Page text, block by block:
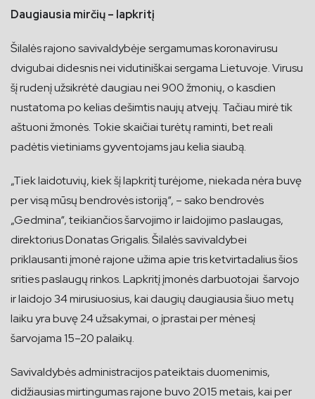
Daugiausia mirčių – lapkritį
Šilalės rajono savivaldybėje sergamumas koronavirusu
dvigubai didesnis nei vidutiniškai sergama Lietuvoje. Virusu
šį rudenį užsikrėtė daugiau nei 900 žmonių, o kasdien
nustatoma po kelias dešimtis naujų atvejų. Tačiau mirė tik
aštuoni žmonės. Tokie skaičiai turėtų raminti, bet reali
padėtis vietiniams gyventojams jau kelia siaubą.
„Tiek laidotuvių, kiek šį lapkritį turėjome, niekada nėra buvę
per visą mūsų bendrovės istoriją“, – sako bendrovės
„Gedmina“, teikiančios šarvojimo ir laidojimo paslaugas,
direktorius Donatas Grigalis. Šilalės savivaldybei
priklausanti įmonė rajone užima apie tris ketvirtadalius šios
srities paslaugų rinkos. Lapkritį įmonės darbuotojai šarvojo
ir laidojo 34 mirusiuosius, kai daugių daugiausia šiuo metų
laiku yra buvę 24 užsakymai, o įprastai per mėnesį
šarvojama 15–20 palaikų.
Savivaldybės administracijos pateiktais duomenimis,
didžiausias mirtingumas rajone buvo 2015 metais, kai per